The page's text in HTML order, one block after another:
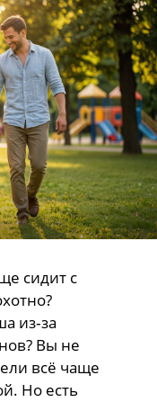
сидит с
из‑за
Вы не
всё чаще
Но есть